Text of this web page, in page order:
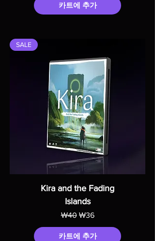
카트에 추가
SALE
Kira and the Fading
Islands
일반가
₩40 할인가
₩36
카트에 추가